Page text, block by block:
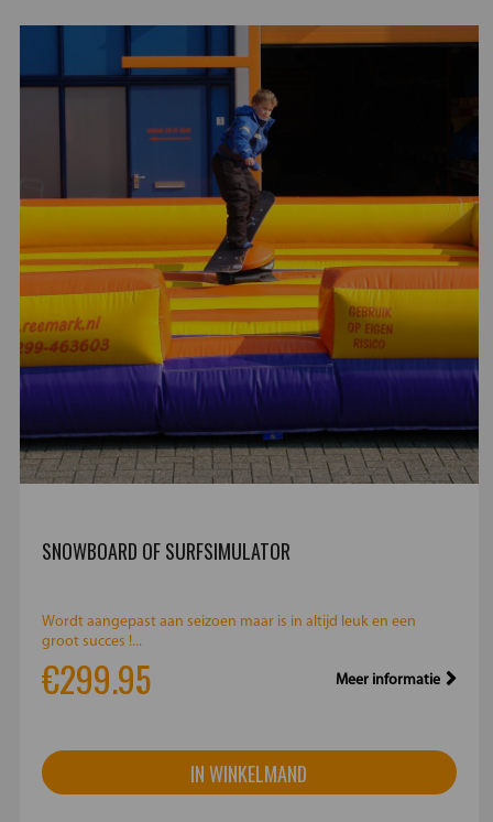
SNOWBOARD OF SURFSIMULATOR
Wordt aangepast aan seizoen maar is in altijd leuk en een
groot succes !...
€299.95 Meer informatie
IN WINKELMAND